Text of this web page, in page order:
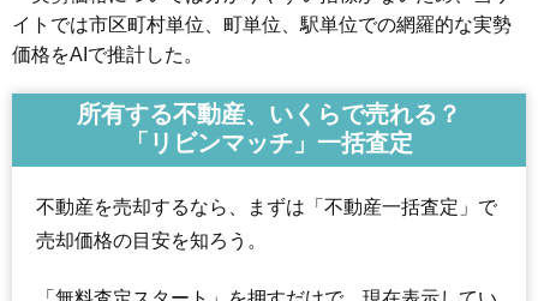
イトでは市区町村単位、町単位、駅単位での網羅的な実勢
価格をAIで推計した。
所有する不動産、いくらで売れる？
「リビンマッチ」一括査定
不動産を売却するなら、まずは「不動産一括査定」で
売却価格の目安を知ろう。